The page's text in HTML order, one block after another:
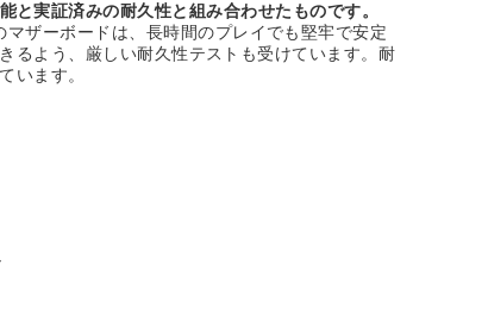
実証済みの耐久性と組み合わせたものです。
ザーボードは、長時間のプレイでも堅牢で安定
るよう、厳しい耐久性テストも受けています。耐
います。